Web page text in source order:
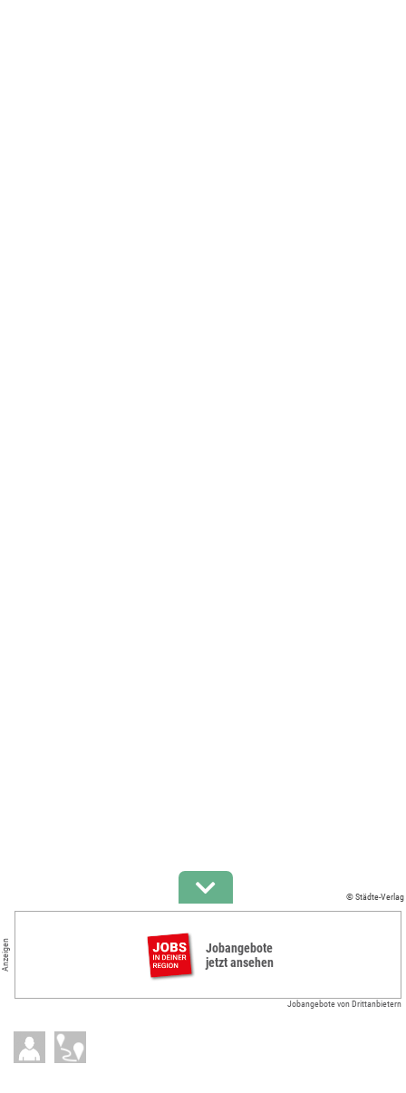
© Städte-Verlag
Anzeigen
Jobangebote
jetzt ansehen
Jobangebote von Drittanbietern